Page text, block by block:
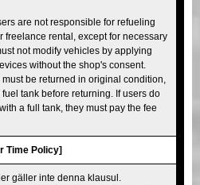
are not responsible for refueling
freelance rental, except for necessary
not modify vehicles by applying
without the shop's consent.
be returned in original condition,
tank before returning. If users do
a full tank, they must pay the fee
Time Policy]
gäller inte denna klausul.